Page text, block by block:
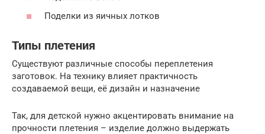
Поделки из яичных лотков
Типы плетения
Существуют различные способы переплетения
заготовок. На технику влияет практичность
создаваемой вещи, её дизайн и назначение
Так, для детской нужно акцентировать внимание на
прочности плетения – изделие должно выдержать